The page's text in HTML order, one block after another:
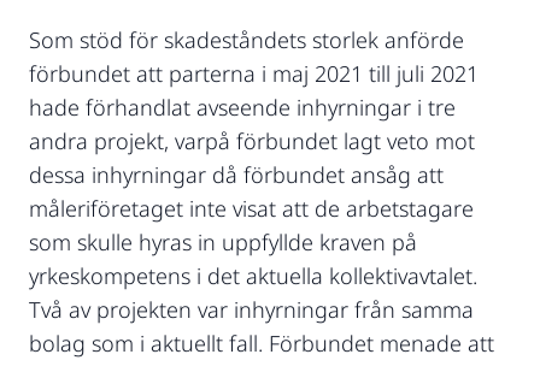
Som stöd för skadeståndets storlek anförde
förbundet att parterna i maj 2021 till juli 2021
hade förhandlat avseende inhyrningar i tre
andra projekt, varpå förbundet lagt veto mot
dessa inhyrningar då förbundet ansåg att
måleriföretaget inte visat att de arbetstagare
som skulle hyras in uppfyllde kraven på
yrkeskompetens i det aktuella kollektivavtalet.
Två av projekten var inhyrningar från samma
bolag som i aktuellt fall. Förbundet menade att